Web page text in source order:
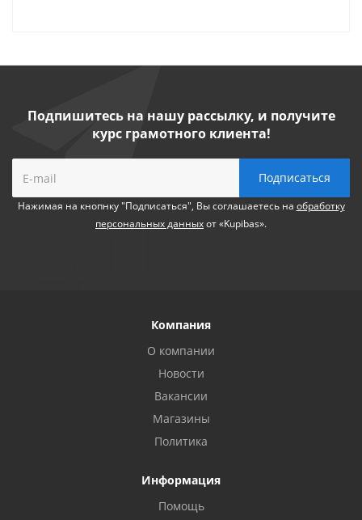
Подпишитесь на нашу рассылку, и получите
курс грамотного клиента!
Нажимая на кнопнку "Подписаться", Вы соглашаетесь на обработку
персональных данныхот «Kupibas».
Компания
О компании
Новости
Вакансии
Магазины
Политика
Информация
Помощь